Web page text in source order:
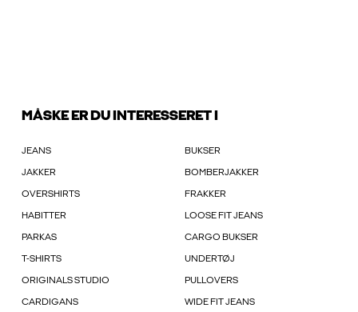
MÅSKE ER DU INTERESSERET I
JEANS BUKSER
JAKKER BOMBERJAKKER
OVERSHIRTS FRAKKER
HABITTER LOOSE FIT JEANS
PARKAS CARGO BUKSER
T-SHIRTS UNDERTØJ
ORIGINALS STUDIO PULLOVERS
CARDIGANS WIDE FIT JEANS